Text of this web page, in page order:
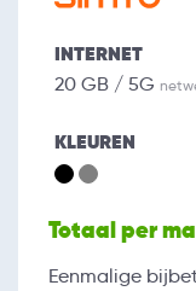
INTERNET
20 GB / 5G
KLEUREN
Totaal per
Eenmalige